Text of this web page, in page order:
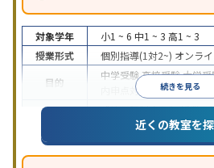
続きを見る
対象学年 小1 ~ 6 中1 ~ 3 高1 ~ 3
授業形式
個別指導(1対2~) オンラ
目的
中学受験高校受験大学受
内申点対策
学習習慣の定着
成績保証制度あり授業の
1科目から受講可能季節
※2023年3月調査。小学校高学年の個別指
近くの教室を